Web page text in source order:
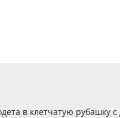
в клетчатую рубашку